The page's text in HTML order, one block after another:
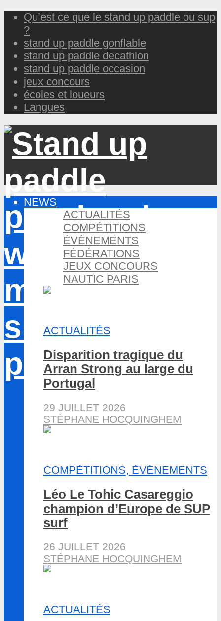
Qu’est ce que le stand up paddle ou sup
?
stand up paddle gonflable
stand up paddle decathlon
stand up paddle occasion
jeux concours
écoles et loueurs
Langues
NEWS
ACTUALITÉS
COMPÉTITIONS,
ÉVÈNEMENTS
FÉDÉRATIONS
JEUX CONCOURS
NAUTIC PARIS
ACTUALITÉS
Disparition tragique du
Arran Strong au large du
Portugal
29 JUILLET 2026
STÉPHANE HOCQUINGHEM
COMPÉTITIONS, ÉVÈNEMENTS
Léo Le Tohic Casareggio
champion d’Europe de SUP
surf
26 JUILLET 2026
STÉPHANE HOCQUINGHEM
ACTUALITÉS